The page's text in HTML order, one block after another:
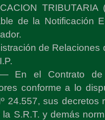
de la Notificación
de
En el Contrato de
conforme a lo
24.557, sus
S.R.T. y demás